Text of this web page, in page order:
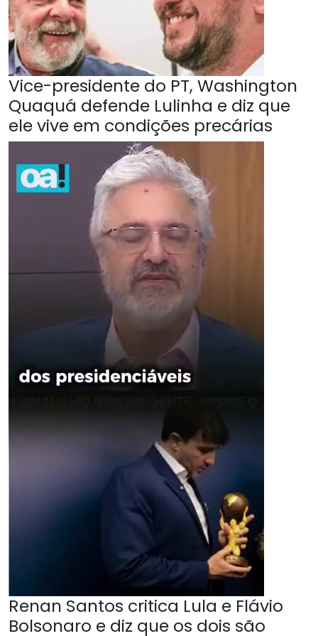
Vice-presidente do PT, Washington
Quaquá defende Lulinha e diz que
ele vive em condições precárias
Renan Santos critica Lula e Flávio
Bolsonaro e diz que os dois são